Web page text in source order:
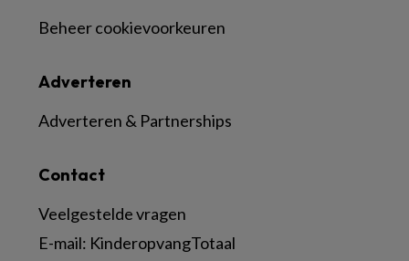
Contact
Veelgestelde vragen
E-mail: KinderopvangTotaal
Adverteren
Adverteren & Partnerships
Beheer cookievoorkeuren